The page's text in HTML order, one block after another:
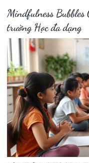
Mindfulness Bubbles
trường Học đa dạng